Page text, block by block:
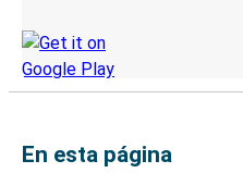
En esta página